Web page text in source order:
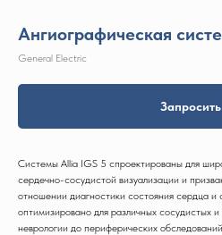
Ангиографическая
General Electric
Системы Allia IGS 5 спроектированы для
сердечно-сосудистой визуализации и
отношении диагностики состояния сердца и
оптимизировано для различных сосудистых
неврологии до периферических